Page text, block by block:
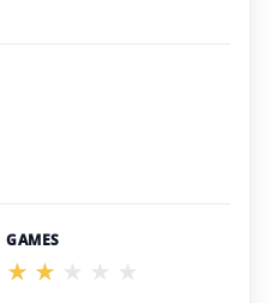
GAMES